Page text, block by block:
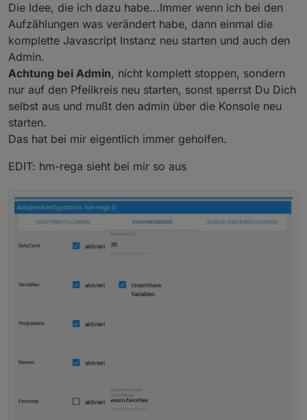
zugeordnet hast?
So habe ich es jetzt gemacht und ich bekomme unter
Aufzählungen das gleiche Bild wie Du.
Kanal 3 sieht jetzt auch wie bei Dir aus.
Das Blockly habe ich neu importiert und nichts
:
Hast Du noch eine Idee?
Die Idee, die ich dazu habe...Immer wenn ich bei den
Aufzählungen was verändert habe, dann einmal die
komplette Javascript Instanz neu starten und auch den
Admin.
Achtung bei Admin, nicht komplett stoppen, sondern
nur auf den Pfeilkreis neu starten, sonst sperrst Du Dich
selbst aus und mußt den admin über die Konsole neu
starten.
Das hat bei mir eigentlich immer geholfen.
EDIT: hm-rega sieht bei mir so aus